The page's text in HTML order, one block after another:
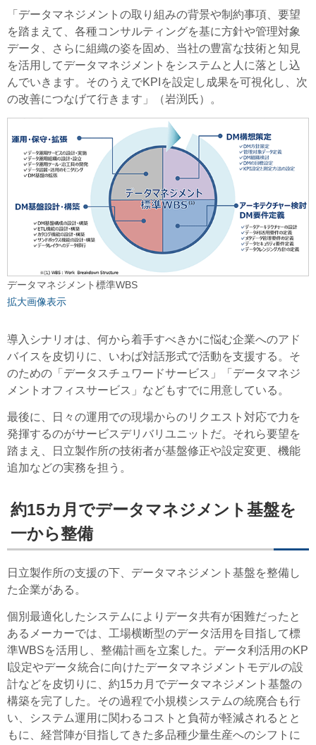
「データマネジメントの取り組みの背景や制約事項、要望
を踏まえて、各種コンサルティングを基に方針や管理対象
データ、さらに組織の姿を固め、当社の豊富な技術と知見
を活用してデータマネジメントをシステムと人に落とし込
んでいきます。そのうえでKPIを設定し成果を可視化し、次
の改善につなげて行きます」（岩渕氏）。
データマネジメント標準WBS
拡大画像表示
導入シナリオは、何から着手すべきかに悩む企業へのアド
バイスを皮切りに、いわば対話形式で活動を支援する。そ
のための「データスチュワードサービス」「データマネジ
メントオフィスサービス」などもすでに用意している。
最後に、日々の運用での現場からのリクエスト対応で力を
発揮するのがサービスデリバリユニットだ。それら要望を
踏まえ、日立製作所の技術者が基盤修正や設定変更、機能
追加などの実務を担う。
約15カ月でデータマネジメント基盤を
一から整備
日立製作所の支援の下、データマネジメント基盤を整備し
た企業がある。
個別最適化したシステムによりデータ共有が困難だったと
あるメーカーでは、工場横断型のデータ活用を目指して標
準WBSを活用し、整備計画を立案した。データ利活用のKP
I設定やデータ統合に向けたデータマネジメントモデルの設
計などを皮切りに、約15カ月でデータマネジメント基盤の
構築を完了した。その過程で小規模システムの統廃合も行
い、システム運用に関わるコストと負荷が軽減されるとと
もに、経営陣が目指してきた多品種少量生産へのシフトに